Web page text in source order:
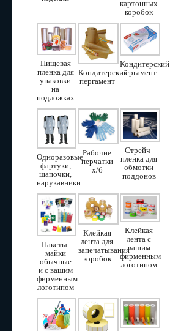
картонных
коробок
Пищевая
пленка для
упаковки
на
подложках
Кондитерский
пергамент
Кондитерский
пергамент
Одноразовые
фартуки,
шапочки,
нарукавники
Рабочие
перчатки
х/б
Стрейч-
пленка для
обмотки
поддонов
Пакеты-
майки
обычные
и с вашим
фирменным
логотипом
Клейкая
лента для
запечатывания
коробок
Клейкая
лента с
вашим
фирменным
логотипом